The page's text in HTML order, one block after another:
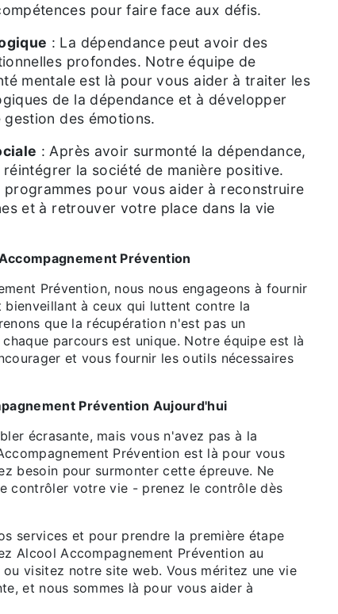
pour faire face aux défis.
: La dépendance peut avoir des
profondes. Notre équipe de
mentale est là pour vous aider à traiter les
de la dépendance et à développer
des émotions.
: Après avoir surmonté la dépendance,
la société de manière positive.
pour vous aider à reconstruire
et à retrouver votre place dans la vie
Prévention
Prévention, nous nous engageons à fournir
bienveillant à ceux qui luttent contre la
que la récupération n'est pas un
parcours est unique. Notre équipe est là
et vous fournir les outils nécessaires
Prévention Aujourd'hui
écrasante, mais vous n'avez pas à la
Prévention est là pour vous
besoin pour surmonter cette épreuve. Ne
contrôler votre vie - prenez le contrôle dès
services et pour prendre la première étape
Alcool Accompagnement Prévention au
ou visitez notre site web. Vous méritez une vie
et nous sommes là pour vous aider à